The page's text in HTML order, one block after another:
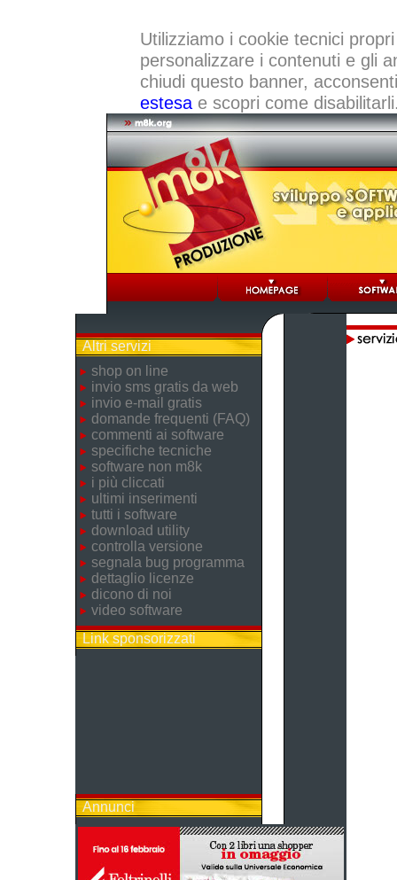
Utilizziamo i cookie tecnici
personalizzare i contenuti e gli
chiudi questo banner,
estesae scopri come
Altri servizi
shop on line
invio sms gratis da web
invio e-mail gratis
domande frequenti (FAQ)
commenti ai software
specifiche tecniche
software non m8k
i più cliccati
ultimi inserimenti
tutti i software
download utility
controlla versione
segnala bug programma
dettaglio licenze
dicono di noi
video software
Link sponsorizzati
Annunci